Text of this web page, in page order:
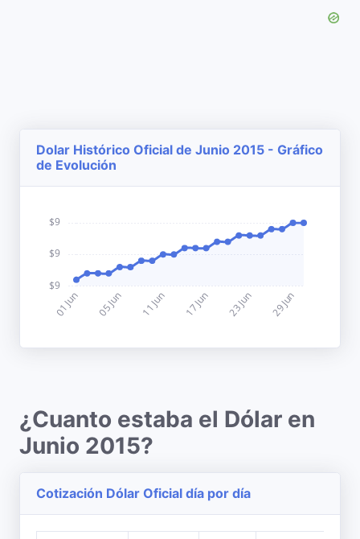
Dolar Histórico Oficial de Junio 2015 - Gráfico
de Evolución
¿Cuanto estaba el Dólar en
Junio 2015?
Cotización Dólar Oficial día por día